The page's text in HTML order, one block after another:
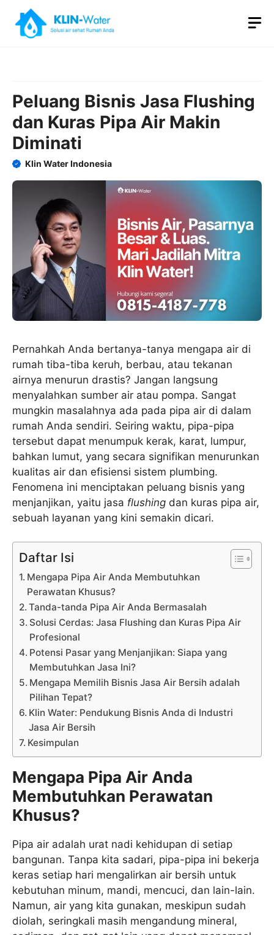
content
Peluang Bisnis Jasa Flushing
dan Kuras Pipa Air Makin
Diminati
Klin Water Indonesia
Pernahkah Anda bertanya-tanya mengapa air di
rumah tiba-tiba keruh, berbau, atau tekanan
airnya menurun drastis? Jangan langsung
menyalahkan sumber air atau pompa. Sangat
mungkin masalahnya ada pada pipa air di dalam
rumah Anda sendiri. Seiring waktu, pipa-pipa
tersebut dapat menumpuk kerak, karat, lumpur,
bahkan lumut, yang secara signifikan menurunkan
kualitas air dan efisiensi sistem plumbing.
Fenomena ini menciptakan peluang bisnis yang
menjanjikan, yaitu jasa flushing dan kuras pipa air,
sebuah layanan yang kini semakin dicari.
Daftar Isi
Mengapa Pipa Air Anda Membutuhkan
Perawatan Khusus?
Tanda-tanda Pipa Air Anda Bermasalah
Solusi Cerdas: Jasa Flushing dan Kuras Pipa Air
Profesional
Potensi Pasar yang Menjanjikan: Siapa yang
Membutuhkan Jasa Ini?
Mengapa Memilih Bisnis Jasa Air Bersih adalah
Pilihan Tepat?
Klin Water: Pendukung Bisnis Anda di Industri
Jasa Air Bersih
Kesimpulan
Mengapa Pipa Air Anda
Membutuhkan Perawatan
Khusus?
Pipa air adalah urat nadi kehidupan di setiap
bangunan. Tanpa kita sadari, pipa-pipa ini bekerja
keras setiap hari mengalirkan air bersih untuk
kebutuhan minum, mandi, mencuci, dan lain-lain.
Namun, air yang kita gunakan, meskipun sudah
diolah, seringkali masih mengandung mineral,